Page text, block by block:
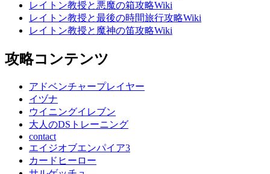
レイトン教授と悪魔の箱攻略Wiki
レイトン教授と最後の時間旅行攻略Wiki
レイトン教授と魔神の笛攻略Wiki
攻略コンテンツ
アドベンチャープレイヤー
イヅナ
ウイニングイレブン
大人のDSトレーニング
contact
エイジオブエンパイア3
カードヒーロー